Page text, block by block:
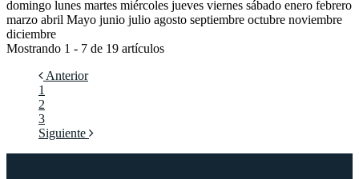
domingo lunes martes miércoles jueves viernes sábado enero febrero
marzo abril Mayo junio julio agosto septiembre octubre noviembre
diciembre
Mostrando 1 - 7 de 19 artículos
Anterior
1
2
3
Siguiente